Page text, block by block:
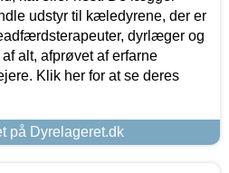
udstyr til kæledyrene, der er
dyrlæger og
alt, afprøvet af erfarne
Klik her for at se deres
på Dyrelageret.dk